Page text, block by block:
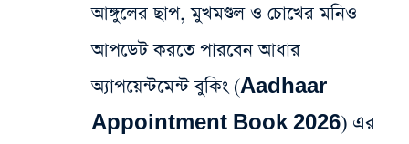
আঙ্গুলের ছাপ, মুখমণ্ডল ও চোখের মনিও
আপডেট করতে পারবেন আধার
অ্যাপয়েন্টমেন্ট বুকিং (Aadhaar
Appointment Book 2026) এর